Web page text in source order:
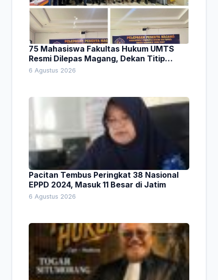
75 Mahasiswa Fakultas Hukum UMTS
Resmi Dilepas Magang, Dekan Titip
Empat Pesan Penting
6 Agustus 2026
Pacitan Tembus Peringkat 38 Nasional
EPPD 2024, Masuk 11 Besar di Jatim
6 Agustus 2026